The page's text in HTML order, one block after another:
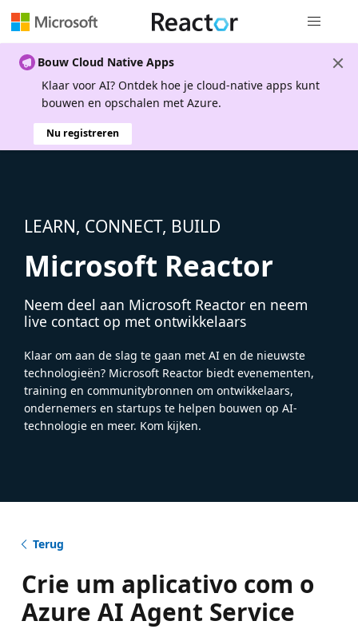
Bouw Cloud Native Apps
Klaar voor AI? Ontdek hoe je cloud-native apps kunt
bouwen en opschalen met Azure.
Nu registreren
LEARN, CONNECT, BUILD
Microsoft Reactor
Neem deel aan Microsoft Reactor en neem
live contact op met ontwikkelaars
Klaar om aan de slag te gaan met AI en de nieuwste
technologieën? Microsoft Reactor biedt evenementen,
training en communitybronnen om ontwikkelaars,
ondernemers en startups te helpen bouwen op AI-
technologie en meer. Kom kijken.
Terug
Crie um aplicativo com o
Azure AI Agent Service